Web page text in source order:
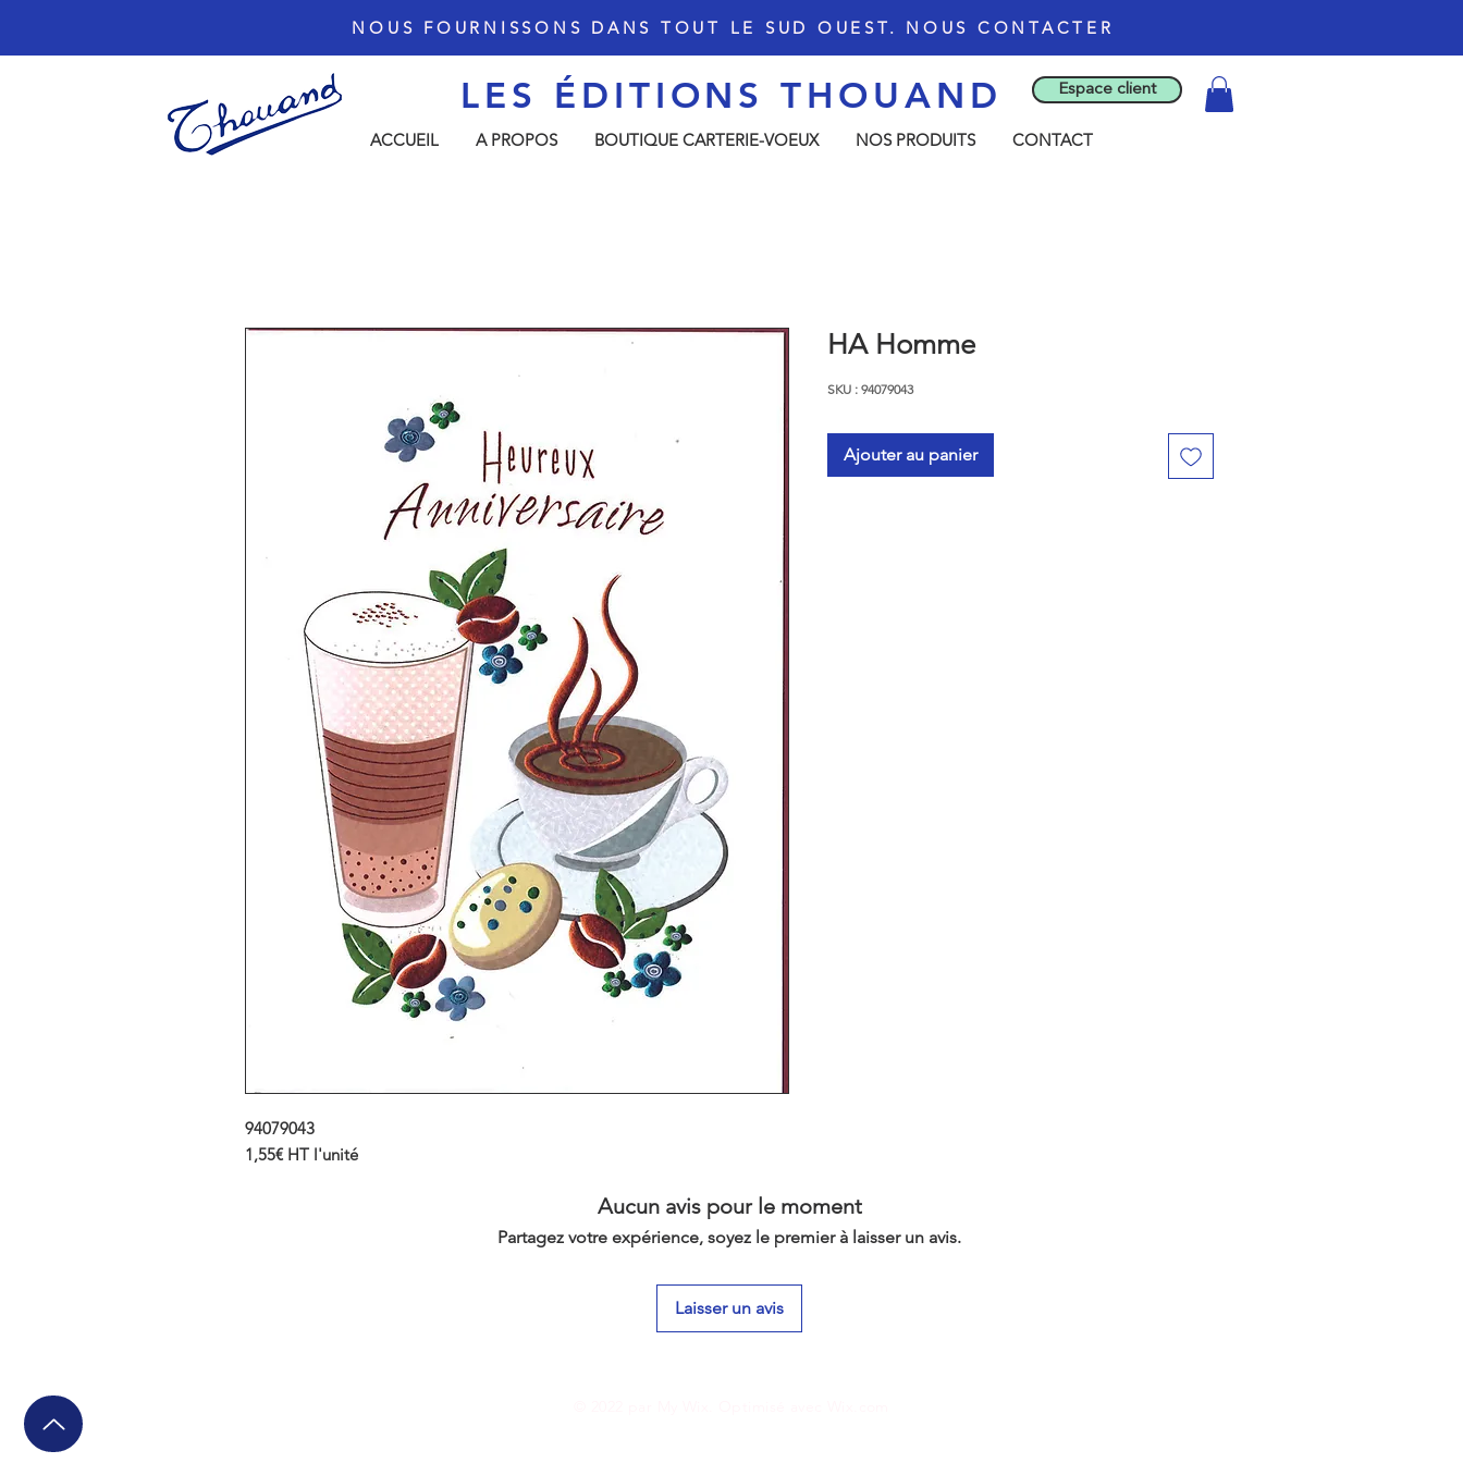
NOUS FOURNISSONS DANS TOUT LE SUD OUEST. NOUS CONTACTER
LES ÉDITIONS THOUAND Espace client
ACCUEIL A PROPOS BOUTIQUE CARTERIE-VOEUX NOS PRODUITS CONTACT
94079043
1,55€ HT l'unité
HA Homme
SKU : 94079043
Ajouter au panier
Aucun avis pour le moment
Partagez votre expérience, soyez le premier à laisser un avis.
Laisser un avis